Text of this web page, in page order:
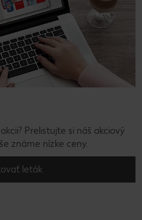
Prelistujte si náš akciový
známe nízke ceny.
leták